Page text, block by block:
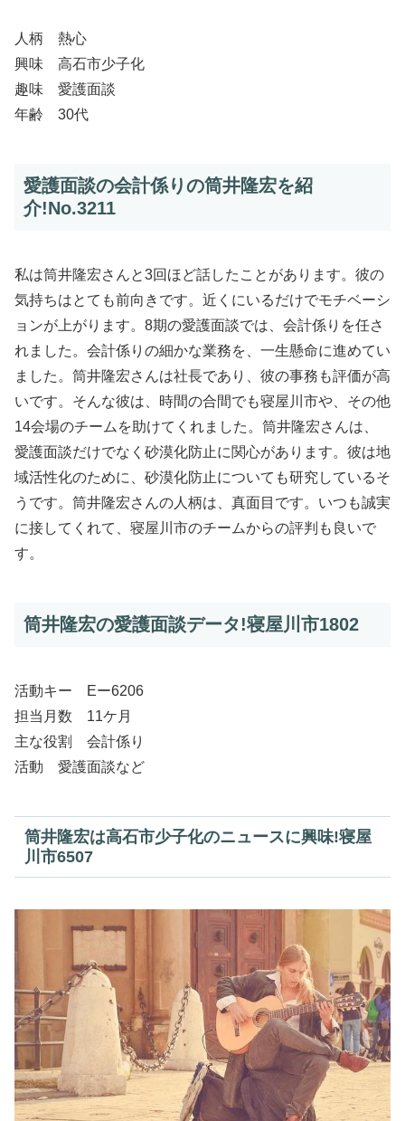
人柄 熱心
興味 高石市少子化
趣味 愛護面談
年齢 30代
愛護面談の会計係りの筒井隆宏を紹
介!No.3211
私は筒井隆宏さんと3回ほど話したことがあります。彼の
気持ちはとても前向きです。近くにいるだけでモチベーシ
ョンが上がります。8期の愛護面談では、会計係りを任さ
れました。会計係りの細かな業務を、一生懸命に進めてい
ました。筒井隆宏さんは社長であり、彼の事務も評価が高
いです。そんな彼は、時間の合間でも寝屋川市や、その他
14会場のチームを助けてくれました。筒井隆宏さんは、
愛護面談だけでなく砂漠化防止に関心があります。彼は地
域活性化のために、砂漠化防止についても研究しているそ
うです。筒井隆宏さんの人柄は、真面目です。いつも誠実
に接してくれて、寝屋川市のチームからの評判も良いで
す。
筒井隆宏の愛護面談データ!寝屋川市1802
活動キー Eー6206
担当月数 11ケ月
主な役割 会計係り
活動 愛護面談など
筒井隆宏は高石市少子化のニュースに興味!寝屋
川市6507